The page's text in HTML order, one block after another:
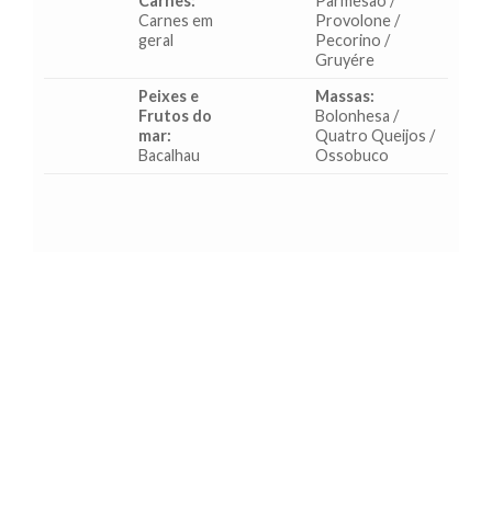
Carnes em
geral
Provolone /
Pecorino /
Gruyére
Peixes e
Frutos do
mar:
Bacalhau
Massas:
Bolonhesa /
Quatro Queijos /
Ossobuco